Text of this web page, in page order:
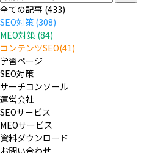
全ての記事 (433)
SEO対策 (308)
MEO対策 (84)
コンテンツSEO(41)
学習ページ
SEO対策
サーチコンソール
運営会社
SEOサービス
MEOサービス
資料ダウンロード